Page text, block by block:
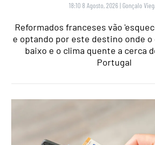
18:10 8 Agosto, 2026 | Gonçalo
Reformados franceses vão
e optando por este destino onde o
baixo e o clima quente a cerca
Portugal